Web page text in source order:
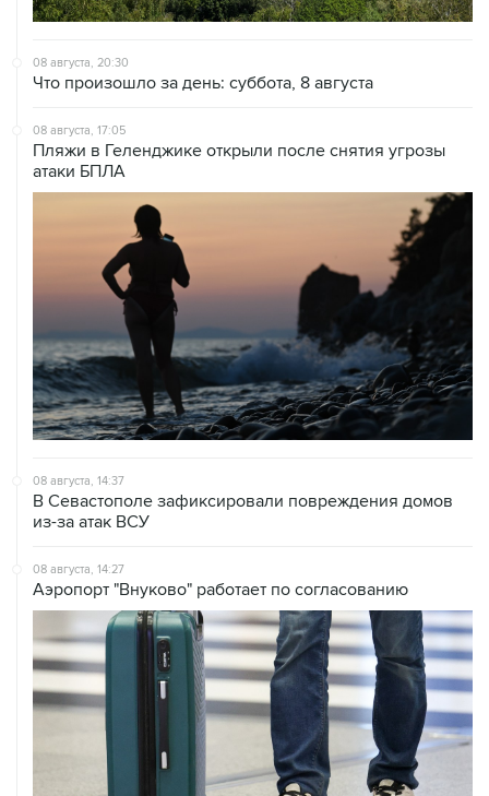
08 августа, 20:30
Что произошло за день: суббота, 8 августа
08 августа, 17:05
Пляжи в Геленджике открыли после снятия угрозы
атаки БПЛА
08 августа, 14:37
В Севастополе зафиксировали повреждения домов
из-за атак ВСУ
08 августа, 14:27
Аэропорт "Внуково" работает по согласованию